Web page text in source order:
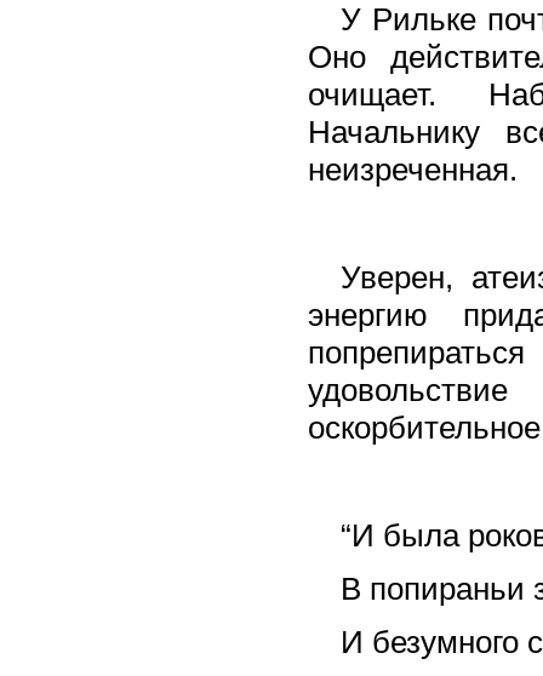
У Рильке
Оно
очищает.
Начальнику
неизреченная.
Уверен,
энергию
“И была
В попираньи
И безумного